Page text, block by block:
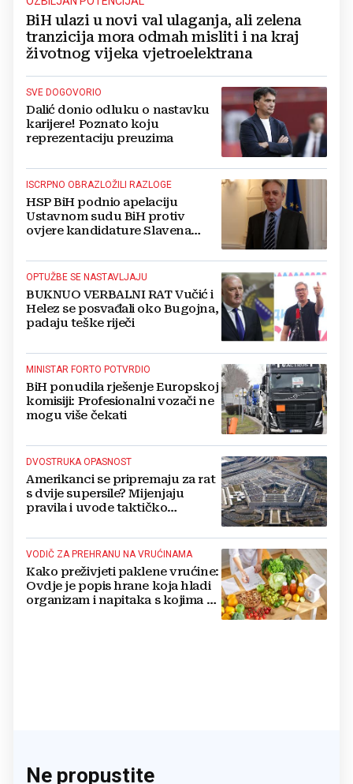
BiH ulazi u novi val ulaganja, ali zelena
tranzicija mora odmah misliti i na kraj
životnog vijeka vjetroelektrana
SVE DOGOVORIO
Dalić donio odluku o nastavku
karijere! Poznato koju
reprezentaciju preuzima
ISCRPNO OBRAZLOŽILI RAZLOGE
HSP BiH podnio apelaciju
Ustavnom sudu BiH protiv
ovjere kandidature Slavena
OPTUŽBE SE NASTAVLJAJU
BUKNUO VERBALNI RAT Vučić i
Helez se posvađali oko Bugojna,
padaju teške riječi
MINISTAR FORTO POTVRDIO
BiH ponudila rješenje Europskoj
komisiji: Profesionalni vozači ne
mogu više čekati
DVOSTRUKA OPASNOST
Amerikanci se pripremaju za rat
s dvije supersile? Mijenjaju
pravila i uvode taktičko
VODIČ ZA PREHRANU NA VRUĆINAMA
Kako preživjeti paklene vrućine:
Ovdje je popis hrane koja hladi
organizam i napitaka s kojima si
Ne propustite